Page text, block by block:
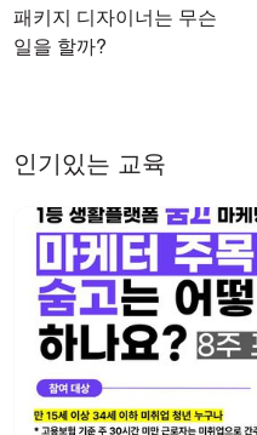
패키지 디자이너는 무슨
일을 할까?
인기있는 교육